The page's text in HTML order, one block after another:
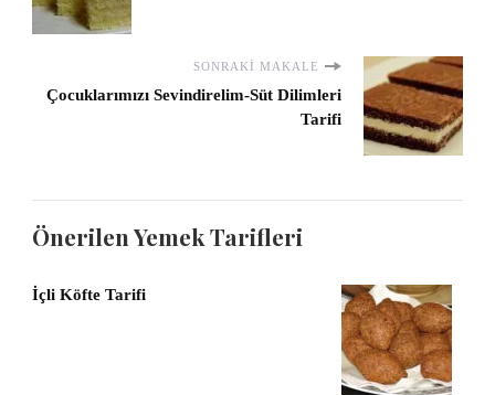
SONRAKI MAKALE
Çocuklarımızı Sevindirelim-Süt Dilimleri
Tarifi
Önerilen Yemek Tarifleri
İçli Köfte Tarifi